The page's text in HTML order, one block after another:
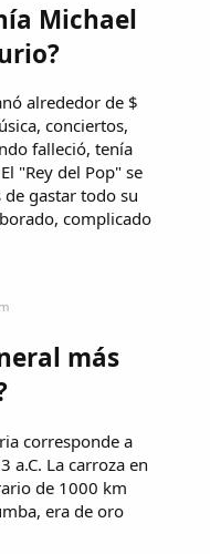
Michael
alrededor de $
conciertos,
falleció, tenía
"Rey del Pop" se
gastar todo su
complicado
más
corresponde a
a.C. La carroza en
de 1000 km
era de oro